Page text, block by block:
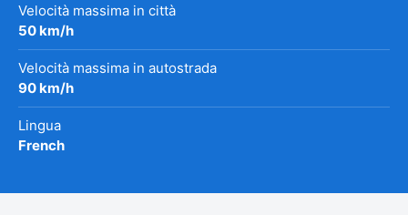
Velocità massima in città
50 km/h
Velocità massima in autostrada
90 km/h
Lingua
French